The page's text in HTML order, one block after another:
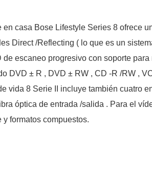
en casa Bose Lifestyle Series 8 ofrece
Direct /Reflecting ( lo que es un
de escaneo progresivo con soporte
DVD ± R , DVD ± RW , CD -R /RW ,
vida 8 Serie II incluye también cuatro
óptica de entrada /salida . Para el
formatos compuestos.